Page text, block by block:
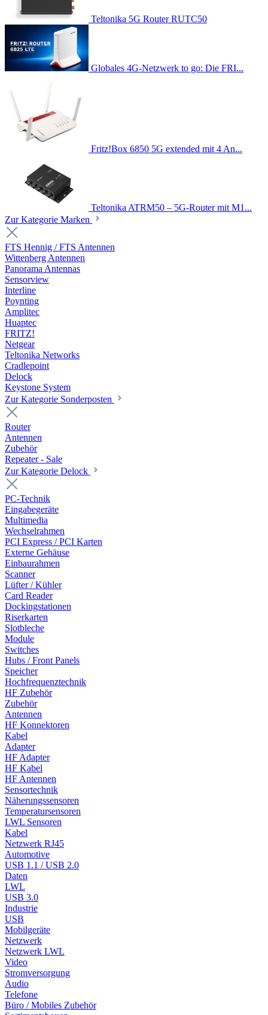
Teltonika 5G Router RUTC50
Globales 4G-Netzwerk to go: Die FRI...
Fritz!Box 6850 5G extended mit 4 An...
Teltonika ATRM50 – 5G-Router mit M1...
Zur Kategorie Marken
FTS Hennig / FTS Antennen
Wittenberg Antennen
Panorama Antennas
Sensorview
Interline
Poynting
Amplitec
Huaptec
FRITZ!
Netgear
Teltonika Networks
Cradlepoint
Delock
Keystone System
Zur Kategorie Sonderposten
Router
Antennen
Zubehör
Repeater - Sale
Zur Kategorie Delock
PC-Technik
Eingabegeräte
Multimedia
Wechselrahmen
PCI Express / PCI Karten
Externe Gehäuse
Einbaurahmen
Scanner
Lüfter / Kühler
Card Reader
Dockingstationen
Riserkarten
Slotbleche
Module
Switches
Hubs / Front Panels
Speicher
Hochfrequenztechnik
HF Zubehör
Zubehör
Antennen
HF Konnektoren
Kabel
Adapter
HF Adapter
HF Kabel
HF Antennen
Sensortechnik
Näherungssensoren
Temperatursensoren
LWL Sensoren
Kabel
Netzwerk RJ45
Automotive
USB 1.1 / USB 2.0
Daten
LWL
USB 3.0
Industrie
USB
Mobilgeräte
Netzwerk
Netzwerk LWL
Video
Stromversorgung
Audio
Telefone
Büro / Mobiles Zubehör